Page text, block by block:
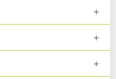
+
+
+